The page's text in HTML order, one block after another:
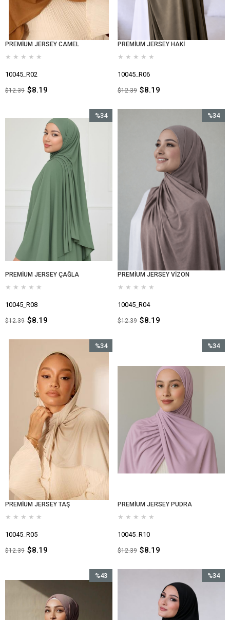
PREMİUM JERSEY CAMEL
★ ★ ★ ★ ★
10045_R02
$8.19
$12.39
PREMİUM JERSEY HAKİ
★ ★ ★ ★ ★
10045_R06
$8.19
$12.39
PREMİUM JERSEY ÇAĞLA
★ ★ ★ ★ ★
10045_R08
$8.19
$12.39
%34
PREMİUM JERSEY VİZON
★ ★ ★ ★ ★
10045_R04
$8.19
$12.39
%34
PREMİUM JERSEY TAŞ
★ ★ ★ ★ ★
10045_R05
$8.19
$12.39
%34
PREMİUM JERSEY PUDRA
★ ★ ★ ★ ★
10045_R10
$8.19
$12.39
%34
%43
%34